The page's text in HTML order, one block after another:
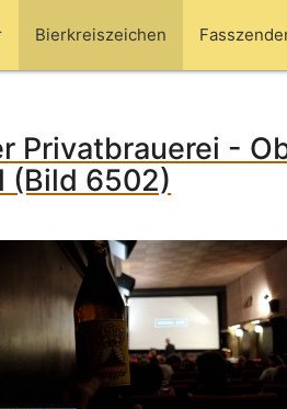
Bierkreiszeichen
Privatbrauerei -
(Bild 6502)